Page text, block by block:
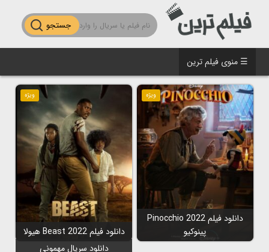
جستجو
☰ منوی فیلم ترین
ویژه
دانلود فیلم Pinocchio 2022
پینوکیو
ویژه
دانلود فیلم Beast 2022 هیولا
دانلود سریال مهمونی